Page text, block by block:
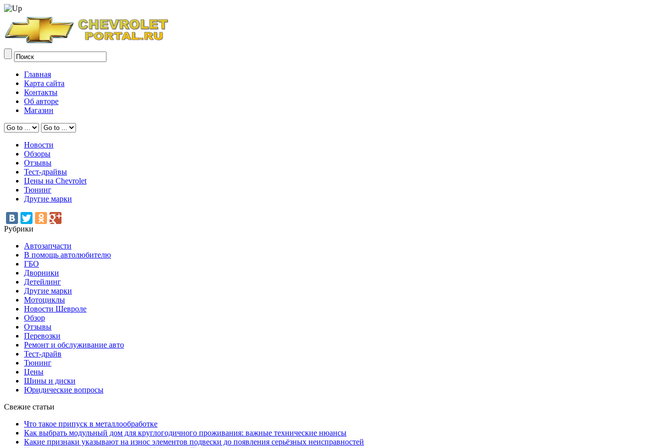
Главная
Карта сайта
Контакты
Об авторе
Магазин
Новости
Обзоры
Отзывы
Тест-драйвы
Цены на Chevrolet
Тюнинг
Другие марки
Рубрики
Автозапчасти
В помощь автолюбителю
ГБО
Дворники
Детейлинг
Другие марки
Мотоциклы
Новости Шевроле
Обзор
Отзывы
Перевозки
Ремонт и обслуживание авто
Тест-драйв
Тюнинг
Цены
Шины и диски
Юридические вопросы
Свежие статьи
Что такое припуск в металлообработке
Как выбрать модульный дом для круглогодичного проживания: важные технические нюансы
Какие признаки указывают на износ элементов подвески до появления серьёзных неисправностей